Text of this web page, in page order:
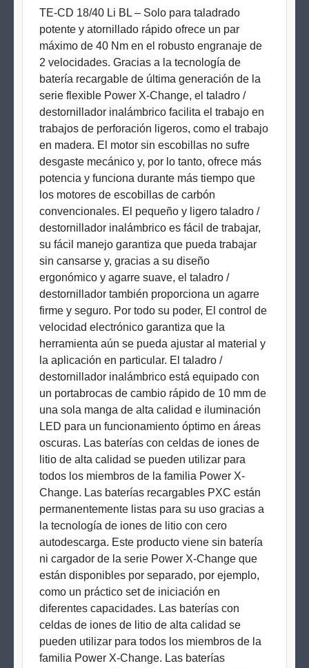
TE-CD 18/40 Li BL – Solo para taladrado
potente y atornillado rápido ofrece un par
máximo de 40 Nm en el robusto engranaje de
2 velocidades. Gracias a la tecnología de
batería recargable de última generación de la
serie flexible Power X-Change, el taladro /
destornillador inalámbrico facilita el trabajo en
trabajos de perforación ligeros, como el trabajo
en madera. El motor sin escobillas no sufre
desgaste mecánico y, por lo tanto, ofrece más
potencia y funciona durante más tiempo que
los motores de escobillas de carbón
convencionales. El pequeño y ligero taladro /
destornillador inalámbrico es fácil de trabajar,
su fácil manejo garantiza que pueda trabajar
sin cansarse y, gracias a su diseño
ergonómico y agarre suave, el taladro /
destornillador también proporciona un agarre
firme y seguro. Por todo su poder, El control de
velocidad electrónico garantiza que la
herramienta aún se pueda ajustar al material y
la aplicación en particular. El taladro /
destornillador inalámbrico está equipado con
un portabrocas de cambio rápido de 10 mm de
una sola manga de alta calidad e iluminación
LED para un funcionamiento óptimo en áreas
oscuras. Las baterías con celdas de iones de
litio de alta calidad se pueden utilizar para
todos los miembros de la familia Power X-
Change. Las baterías recargables PXC están
permanentemente listas para su uso gracias a
la tecnología de iones de litio con cero
autodescarga. Este producto viene sin batería
ni cargador de la serie Power X-Change que
están disponibles por separado, por ejemplo,
como un práctico set de iniciación en
diferentes capacidades. Las baterías con
celdas de iones de litio de alta calidad se
pueden utilizar para todos los miembros de la
familia Power X-Change. Las baterías